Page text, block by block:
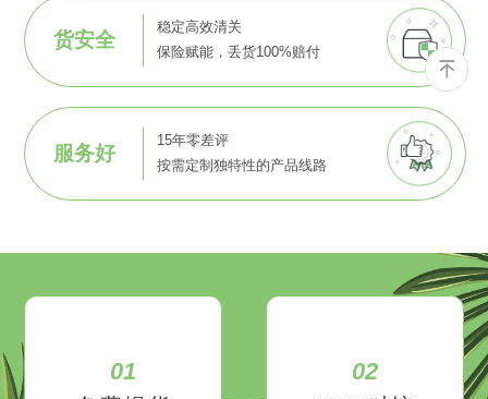
货安全
稳定高效清关
保险赋能，丢货100%赔付
服务好
15年零差评
按需定制独特性的产品线路
01
02